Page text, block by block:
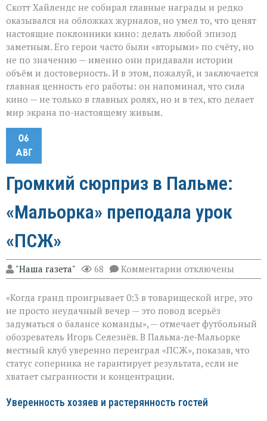
Скотт Хайлендс не собирал главные награды и редко
оказывался на обложках журналов, но умел то, что ценят
настоящие поклонники кино: делать любой эпизод
заметным. Его герои часто были «вторыми» по счёту, но
не по значению — именно они придавали истории
объём и достоверность. И в этом, пожалуй, и заключается
главная ценность его работы: он напоминал, что сила
кино — не только в главных ролях, но и в тех, кто делает
мир экрана по-настоящему живым.
06
АВГ
Громкий сюрприз в Пальме:
«Мальорка» преподала урок
«ПСЖ»
"Наша газета" 68 Комментарии к
записи
сюрприз
в
Пальме:
«Мальорка»
преподала
урок
«ПСЖ»
отключены
«Когда гранд проигрывает 0:3 в товарищеской игре, это
не просто неудачный вечер — это повод всерьёз
задуматься о балансе команды», — отмечает футбольный
обозреватель Игорь Селезнёв. В Пальма‑де‑Мальорке
местный клуб уверенно переиграл «ПСЖ», показав, что
статус соперника не гарантирует результата, если не
хватает сыгранности и концентрации.
Уверенность хозяев и растерянность гостей